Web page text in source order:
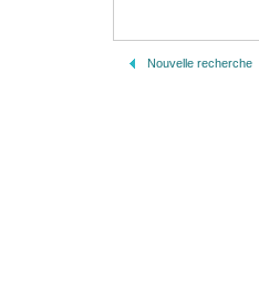
Nouvelle recherche